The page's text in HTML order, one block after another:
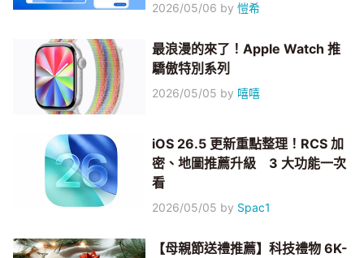
2026/05/06 by愷希
最浪漫的來了！Apple Watch 推
驕傲特別系列
2026/05/05 by 嘻嘻
iOS 26.5 更新重點整理！RCS 加
密、地圖推薦升級 3 大功能一次
看
2026/05/05 by Spac1
【母親節送禮推薦】科技禮物 6K-